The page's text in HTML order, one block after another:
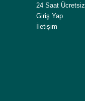
24 Saat Ücretsiz
Giriş Yap
İletişim